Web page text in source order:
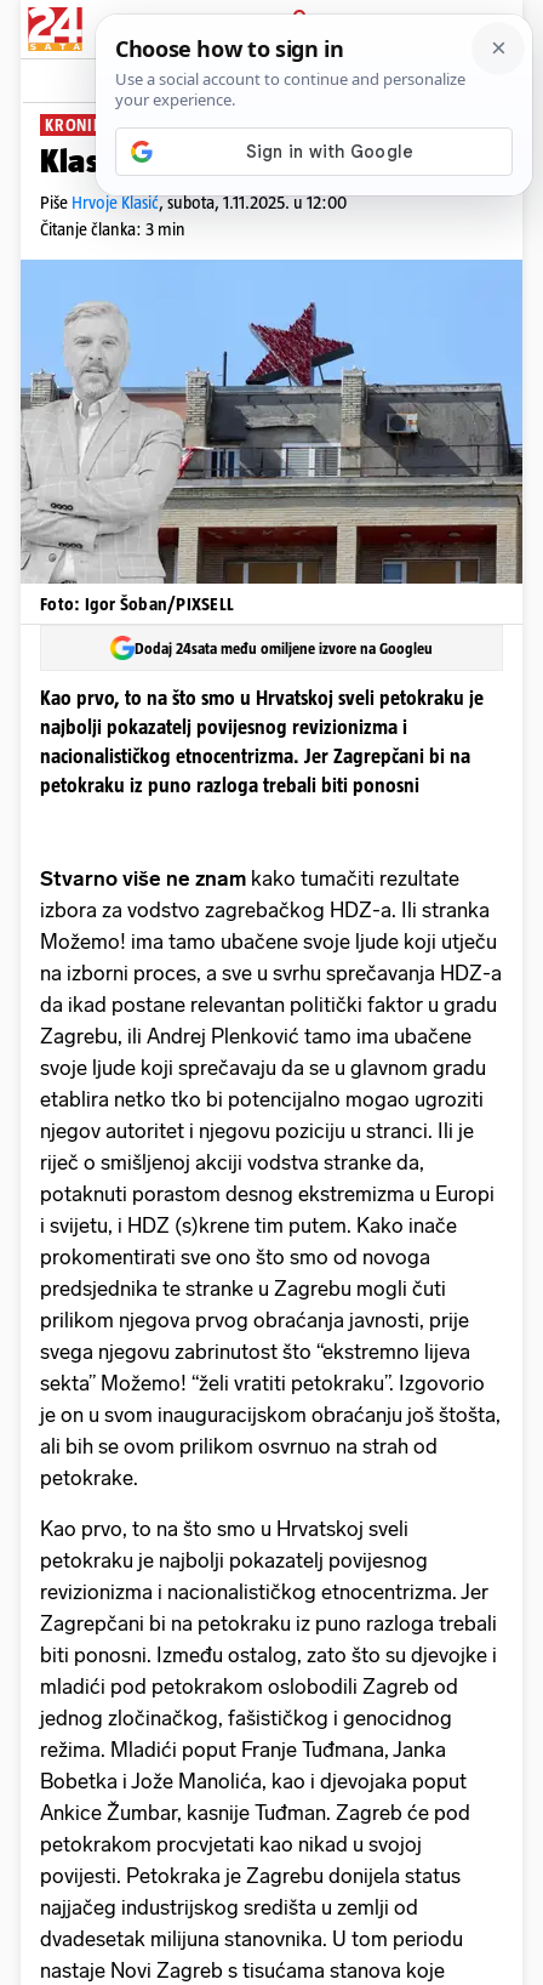
PRIJAVA
News
KRONIKE POVJESNIČARA
Klasić: U tunelu usred mraka
Piše Hrvoje Klasić,subota, 1.11.2025. u 12:00
Čitanje članka: 3 min
Foto: Igor Šoban/PIXSELL
Dodaj 24sata među omiljene izvore na Googleu
Kao prvo, to na što smo u Hrvatskoj sveli petokraku je
najbolji pokazatelj povijesnog revizionizma i
nacionalističkog etnocentrizma. Jer Zagrepčani bi na
petokraku iz puno razloga trebali biti ponosni
Stvarno više ne znam kako tumačiti rezultate
izbora za vodstvo zagrebačkog HDZ-a. Ili stranka
Možemo! ima tamo ubačene svoje ljude koji utječu
na izborni proces, a sve u svrhu sprečavanja HDZ-a
da ikad postane relevantan politički faktor u gradu
Zagrebu, ili Andrej Plenković tamo ima ubačene
svoje ljude koji sprečavaju da se u glavnom gradu
etablira netko tko bi potencijalno mogao ugroziti
njegov autoritet i njegovu poziciju u stranci. Ili je
riječ o smišljenoj akciji vodstva stranke da,
potaknuti porastom desnog ekstremizma u Europi
i svijetu, i HDZ (s)krene tim putem. Kako inače
prokomentirati sve ono što smo od novoga
predsjednika te stranke u Zagrebu mogli čuti
prilikom njegova prvog obraćanja javnosti, prije
svega njegovu zabrinutost što “ekstremno lijeva
sekta” Možemo! “želi vratiti petokraku”. Izgovorio
je on u svom inauguracijskom obraćanju još štošta,
ali bih se ovom prilikom osvrnuo na strah od
petokrake.
Kao prvo, to na što smo u Hrvatskoj sveli
petokraku je najbolji pokazatelj povijesnog
revizionizma i nacionalističkog etnocentrizma. Jer
Zagrepčani bi na petokraku iz puno razloga trebali
biti ponosni. Između ostalog, zato što su djevojke i
mladići pod petokrakom oslobodili Zagreb od
jednog zločinačkog, fašističkog i genocidnog
režima. Mladići poput Franje Tuđmana, Janka
Bobetka i Jože Manolića, kao i djevojaka poput
Ankice Žumbar, kasnije Tuđman. Zagreb će pod
petokrakom procvjetati kao nikad u svojoj
povijesti. Petokraka je Zagrebu donijela status
najjačeg industrijskog središta u zemlji od
dvadesetak milijuna stanovnika. U tom periodu
nastaje Novi Zagreb s tisućama stanova koje